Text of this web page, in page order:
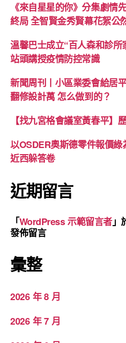
《來自星星的你》分集劇情
終局 全智賢金秀賢幕花絮公
溫馨巴士成立“百人森和診
站頭講授疫情防控常識
新聞周刊丨小區業委會給居
翻修設計萬 怎么做到的？
【找九宮格會議室黃春平】
以OSDER奧斯德零件報價
近西躲答卷
近期留言
「WordPress 示範留言者」
發佈留言
彙整
2026 年 8 月
2026 年 7 月